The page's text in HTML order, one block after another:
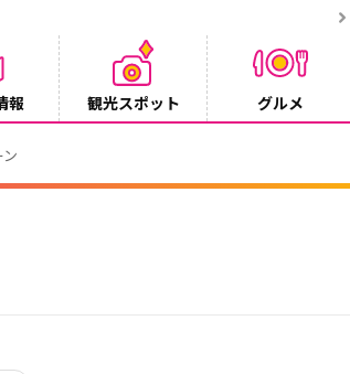
報 観光スポット グルメ